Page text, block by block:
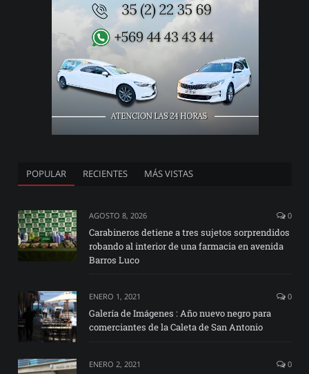
POPULAR RECIENTES MÁS VISTAS
AGOSTO 8, 2026 0
Carabineros detiene a tres sujetos sorprendidos
robando al interior de una farmacia en avenida
Barros Luco
ENERO 1, 2021 0
Galería de Imágenes : Año nuevo negro para
comerciantes de la Caleta de San Antonio
ENERO 2, 2021 0